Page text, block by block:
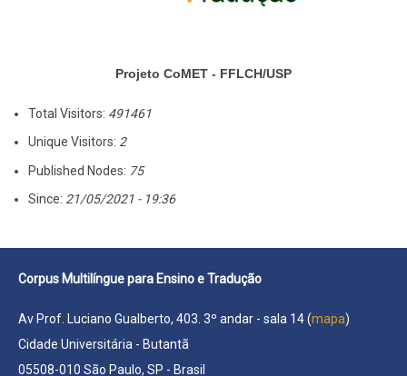
Projeto CoMET - FFLCH/USP
Total Visitors: 491461
Unique Visitors: 2
Published Nodes: 75
Since: 21/05/2021 - 19:36
Corpus Multilíngue para Ensino e Tradução
Av Prof. Luciano Gualberto, 403. 3º andar - sala 14 (mapa)
Cidade Universitária - Butantã
05508-010 São Paulo, SP - Brasil